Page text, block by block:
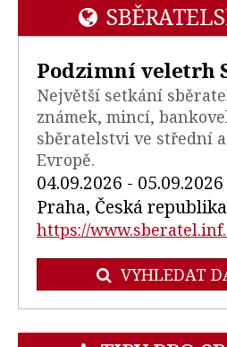
Podzimní veletrh
Největší setkání
známek, mincí,
sběratelstvi ve střední
Evropě.
04.09.2026 - 05.09.2026
Praha, Česká republika
https://
VYHLEDAT